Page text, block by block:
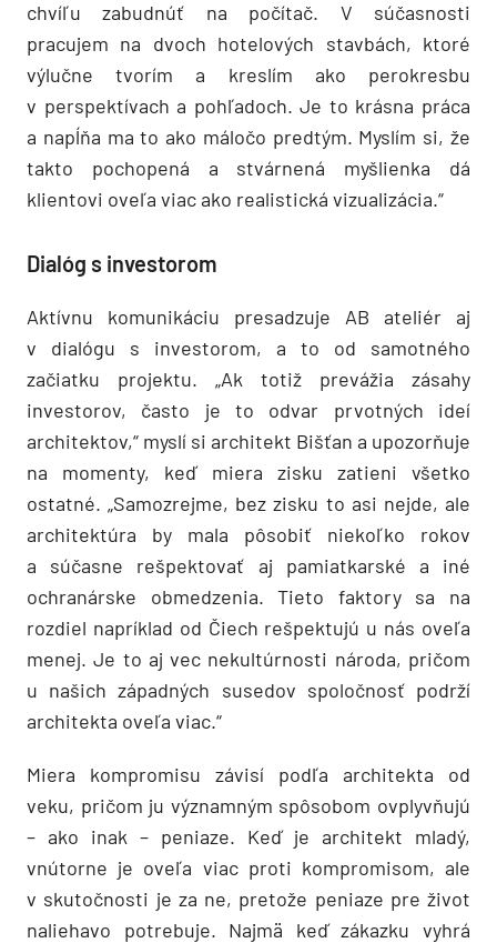
chvíľu zabudnúť na počítač. V súčasnosti
pracujem na dvoch hotelových stavbách, ktoré
výlučne tvorím a kreslím ako pero­kresbu
v perspektívach a pohľadoch. Je to krásna práca
a napĺňa ma to ako máločo predtým. Myslím si, že
takto pochopená a stvárnená myšlienka dá
klientovi oveľa viac ako realistická vizualizácia.“
Dialóg s investorom
Aktívnu komunikáciu presadzuje AB ateliér aj
v dialógu s investorom, a to od samotného
začiatku projektu. „Ak totiž prevážia zásahy
investorov, často je to odvar prvotných ideí
architektov,“ myslí si architekt Bišťan a upozorňuje
na momenty, keď miera zisku zatieni všetko
ostatné. „Samozrejme, bez zisku to asi nejde, ale
architektúra by mala pôsobiť niekoľko rokov
a súčasne rešpektovať aj pamiatkarské a iné
ochranárske obmedzenia. Tieto faktory sa na
rozdiel napríklad od Čiech rešpektujú u nás oveľa
menej. Je to aj vec nekultúrnosti národa, pričom
u našich západných susedov spoločnosť podrží
architekta oveľa viac.“
Miera kompromisu závisí podľa architekta od
veku, pričom ju významným spôsobom ovplyvňujú
– ako inak – peniaze. Keď je architekt mladý,
vnútorne je oveľa viac proti kompromisom, ale
v skutočnosti je za ne, pretože peniaze pre život
naliehavo potrebuje. Najmä keď zákazku vyhrá